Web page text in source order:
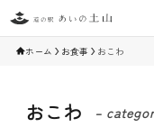
ホーム お食事 おこわ
おこわ –